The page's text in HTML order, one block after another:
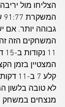
הצליחו מול
גבוהה יותר. אם
המשחקים הזה
המצטיין בזמן
קלע 7
לא טובה בלשון
מנצחים במשחק